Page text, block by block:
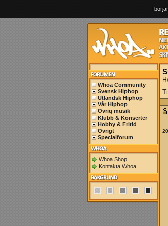
I
Whoa Community
Svensk Hiphop
Utländsk Hiphop
Vår Hiphop
Övrig musik
Klubb & Konserter
Hobby & Fritid
Övrigt
Specialforum
Whoa Shop
Kontakta Whoa